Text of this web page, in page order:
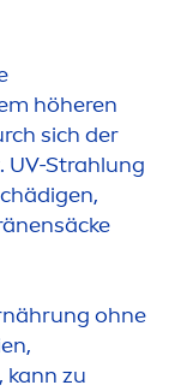
höheren
sich der
UV-Strahlung
ohne
kann zu